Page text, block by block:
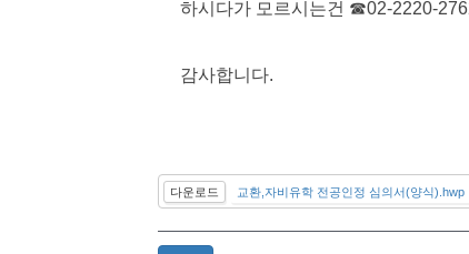
하시다가 모르시는건 ☎02-2220-
감사합니다.
다운로드 교환,자비유학 전공인정 심의서(양식).hwp